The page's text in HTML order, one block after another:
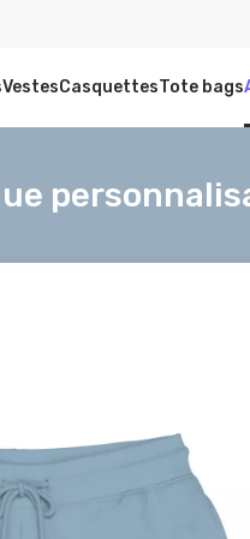
VestesCasquettesTote bags